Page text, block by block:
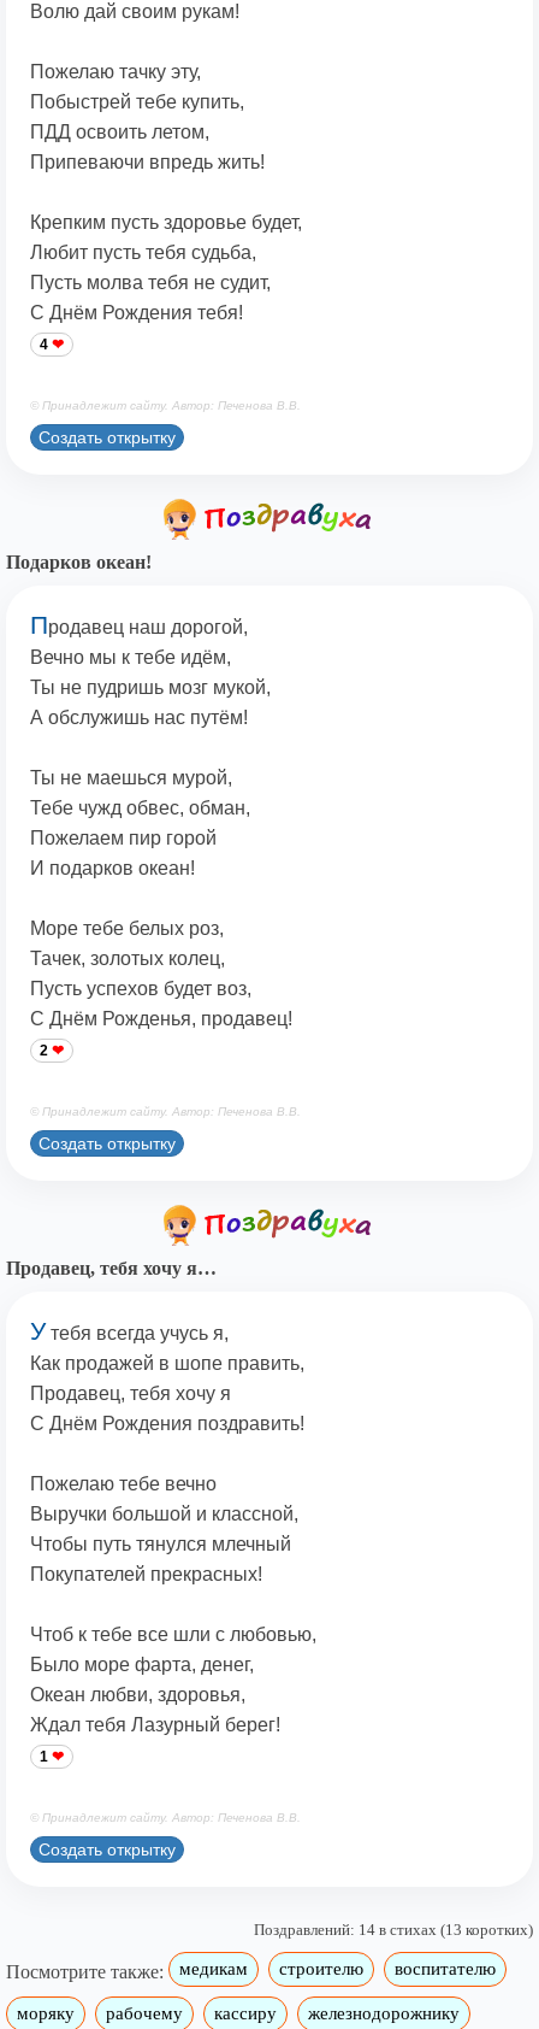
Волю дай своим рукам!
Пожелаю тачку эту,
Побыстрей тебе купить,
ПДД освоить летом,
Припеваючи впредь жить!
Крепким пусть здоровье будет,
Любит пусть тебя судьба,
Пусть молва тебя не судит,
С Днём Рождения тебя!
4
© Принадлежит сайту. Автор: Печенова В.В.
Создать открытку
Подарков океан!
Продавец наш дорогой,
Вечно мы к тебе идём,
Ты не пудришь мозг мукой,
А обслужишь нас путём!
Ты не маешься мурой,
Тебе чужд обвес, обман,
Пожелаем пир горой
И подарков океан!
Море тебе белых роз,
Тачек, золотых колец,
Пусть успехов будет воз,
С Днём Рожденья, продавец!
2
© Принадлежит сайту. Автор: Печенова В.В.
Создать открытку
Продавец, тебя хочу я…
У тебя всегда учусь я,
Как продажей в шопе править,
Продавец, тебя хочу я
С Днём Рождения поздравить!
Пожелаю тебе вечно
Выручки большой и классной,
Чтобы путь тянулся млечный
Покупателей прекрасных!
Чтоб к тебе все шли с любовью,
Было море фарта, денег,
Океан любви, здоровья,
Ждал тебя Лазурный берег!
1
© Принадлежит сайту. Автор: Печенова В.В.
Создать открытку
Поздравлений: 14 в стихах (13 коротких)
Посмотрите также: медикам строителю воспитателю
моряку рабочему кассиру железнодорожнику